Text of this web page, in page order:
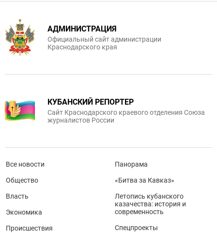
АДМИНИСТРАЦИЯ
Официальный сайт администрации
Краснодарского края
КУБАНСКИЙ РЕПОРТЕР
Сайт Краснодарского краевого отделения Союза
журналистов России
Все новости
Общество
Власть
Экономика
Происшествия
Панорама
«Битва за Кавказ»
Летопись кубанского
казачества: история и
современность
Спецпроекты